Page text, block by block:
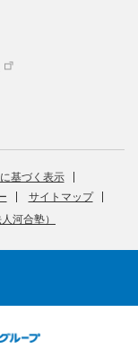
基づく表示
サイトマップ
河合塾）